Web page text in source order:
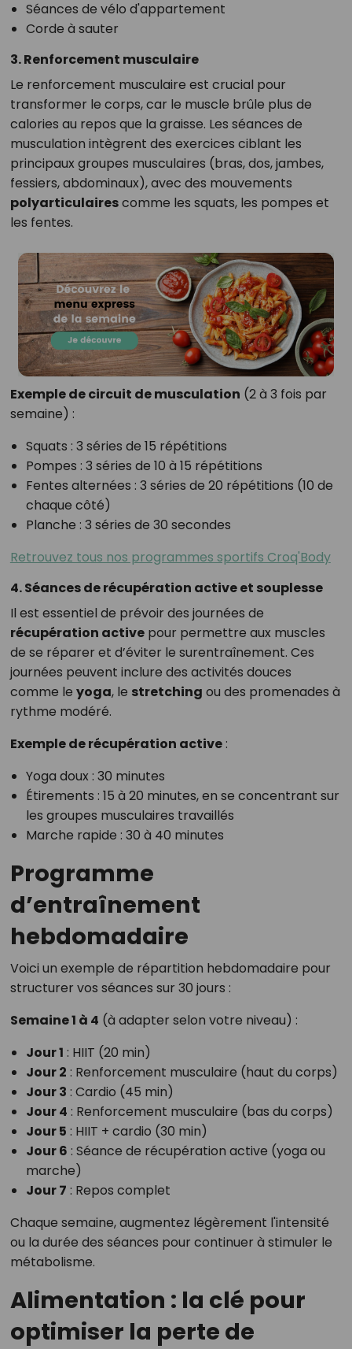
Séances de vélo d'appartement
Corde à sauter
3. Renforcement musculaire
Le renforcement musculaire est crucial pour
transformer le corps, car le muscle brûle plus de
calories au repos que la graisse. Les séances de
musculation intègrent des exercices ciblant les
principaux groupes musculaires (bras, dos, jambes,
fessiers, abdominaux), avec des mouvements
polyarticulairescomme les squats, les pompes et
les fentes.
Exemple de circuit de musculation (2 à 3 fois par
semaine) :
Squats : 3 séries de 15 répétitions
Pompes : 3 séries de 10 à 15 répétitions
Fentes alternées : 3 séries de 20 répétitions (10 de
chaque côté)
Planche : 3 séries de 30 secondes
Retrouvez tous nos programmes sportifs Croq'Body
4. Séances de récupération active et souplesse
Il est essentiel de prévoir des journées de
récupération activepour permettre aux muscles
de se réparer et d’éviter le surentraînement. Ces
journées peuvent inclure des activités douces
comme le yoga, le stretching ou des promenades à
rythme modéré.
Exemple de récupération active:
Yoga doux : 30 minutes
Étirements : 15 à 20 minutes, en se concentrant sur
les groupes musculaires travaillés
Marche rapide : 30 à 40 minutes
Programme
d’entraînement
hebdomadaire
Voici un exemple de répartition hebdomadaire pour
structurer vos séances sur 30 jours :
Semaine 1 à 4 (à adapter selon votre niveau) :
Jour 1 : HIIT (20 min)
Jour 2 : Renforcement musculaire (haut du corps)
Jour 3 : Cardio (45 min)
Jour 4 : Renforcement musculaire (bas du corps)
Jour 5 : HIIT + cardio (30 min)
Jour 6 : Séance de récupération active (yoga ou
marche)
Jour 7 : Repos complet
Chaque semaine, augmentez légèrement l'intensité
ou la durée des séances pour continuer à stimuler le
métabolisme.
Alimentation : la clé pour
optimiser la perte de